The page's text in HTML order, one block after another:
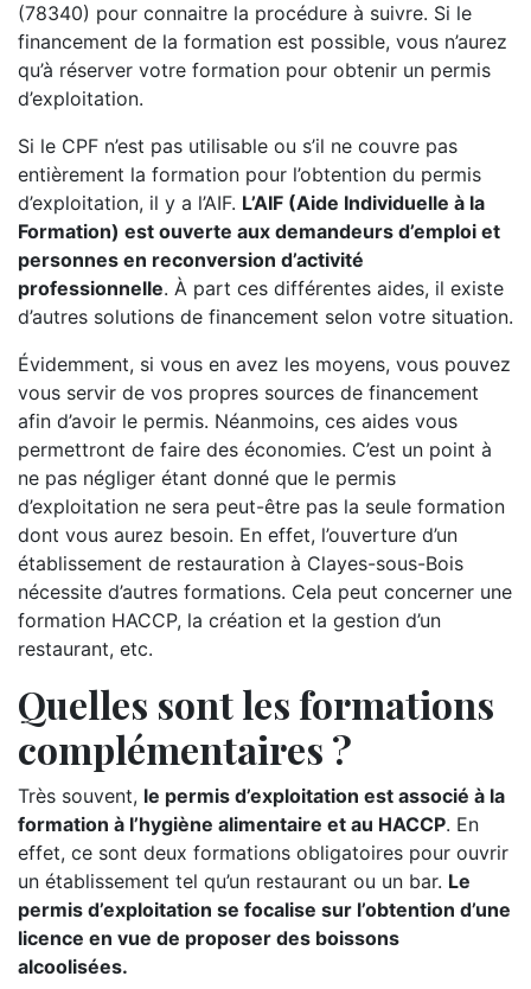
(78340) pour connaitre la procédure à suivre. Si le
financement de la formation est possible, vous n’aurez
qu’à réserver votre formation pour obtenir un permis
d’exploitation.
Si le CPF n’est pas utilisable ou s’il ne couvre pas
entièrement la formation pour l’obtention du permis
d’exploitation, il y a l’AIF. L’AIF (Aide Individuelle à la
Formation) est ouverte aux demandeurs d’emploi et
personnes en reconversion d’activité
professionnelle. À part ces différentes aides, il existe
d’autres solutions de financement selon votre situation.
Évidemment, si vous en avez les moyens, vous pouvez
vous servir de vos propres sources de financement
afin d’avoir le permis. Néanmoins, ces aides vous
permettront de faire des économies. C’est un point à
ne pas négliger étant donné que le permis
d’exploitation ne sera peut-être pas la seule formation
dont vous aurez besoin. En effet, l’ouverture d’un
établissement de restauration à Clayes-sous-Bois
nécessite d’autres formations. Cela peut concerner une
formation HACCP, la création et la gestion d’un
restaurant, etc.
Quelles sont les formations
complémentaires ?
Très souvent, le permis d’exploitation est associé à la
formation à l’hygiène alimentaire et au HACCP. En
effet, ce sont deux formations obligatoires pour ouvrir
un établissement tel qu’un restaurant ou un bar. Le
permis d’exploitation se focalise sur l’obtention d’une
licence en vue de proposer des boissons
alcoolisées.